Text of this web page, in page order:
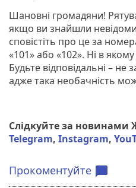
Шановні громадяни!
якщо ви знайшли
сповістіть про це за
«101» або «102». Ні в
Будьте відповідальні – не
адже така необачність
Слідкуйте за новинами
Telegram, Instagram,
Прокоментуйте chat_bubble